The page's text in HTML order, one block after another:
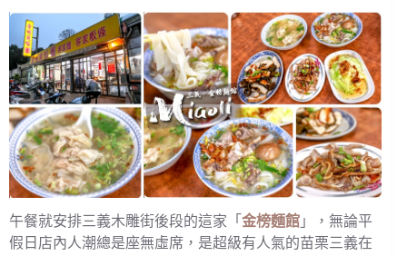
午餐就安排三義木雕街後段的這家「 金榜麵館 」，無論平
假日店內人潮總是座無虛席，是超級有人氣的苗栗三義在